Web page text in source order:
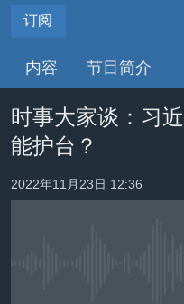
到
内
跳
转
到
美国
台湾
港澳
国际
最新国际新闻
分类新闻
订阅
Spotify
订阅
内容 节目简介
时事大家谈：习
能护台？
2022年11月23日 12:36